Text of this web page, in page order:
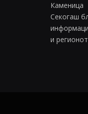
Каменица
Секогаш
и